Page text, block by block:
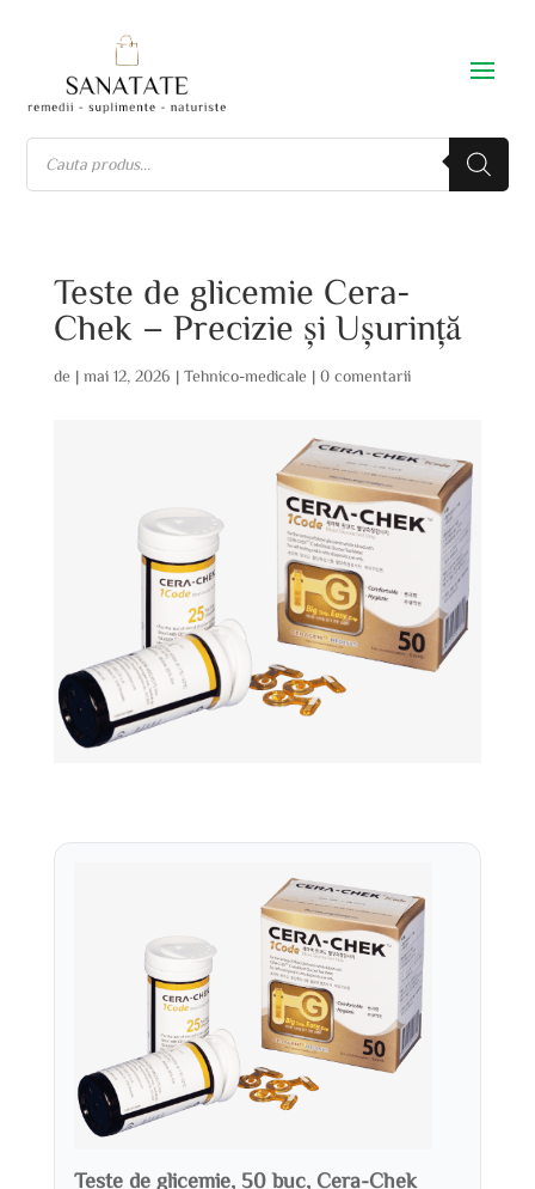
Teste de glicemie Cera-
Chek – Precizie și Ușurință
de | mai 12, 2026 | Tehnico-medicale| 0 comentarii
Teste de glicemie, 50 buc, Cera-Chek